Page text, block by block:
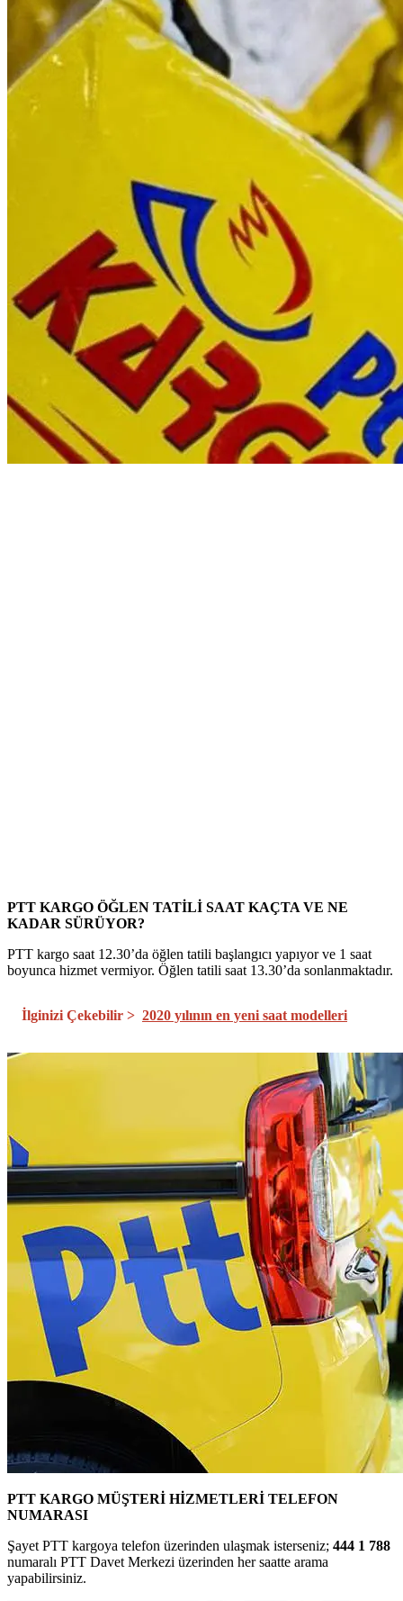
PTT KARGO ÖĞLEN TATİLİ SAAT KAÇTA VE NE
KADAR SÜRÜYOR?
PTT kargo saat 12.30’da öğlen tatili başlangıcı yapıyor ve 1 saat
boyunca hizmet vermiyor. Öğlen tatili saat 13.30’da sonlanmaktadır.
İlginizi Çekebilir > 2020 yılının en yeni saat modelleri
PTT KARGO MÜŞTERİ HİZMETLERİ TELEFON
NUMARASI
Şayet PTT kargoya telefon üzerinden ulaşmak isterseniz; 444 1 788
numaralı PTT Davet Merkezi üzerinden her saatte arama
yapabilirsiniz.